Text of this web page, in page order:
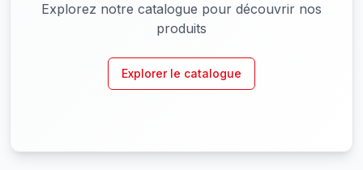
Explorez notre catalogue pour découvrir nos
produits
Explorer le catalogue